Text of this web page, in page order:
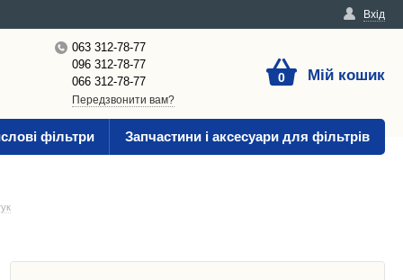
Вхід
063 312-78-77
096 312-78-77
066 312-78-77
Передзвонити вам?
0 Мій кошик
фільтри Запчастини і аксесуари для фільтрів